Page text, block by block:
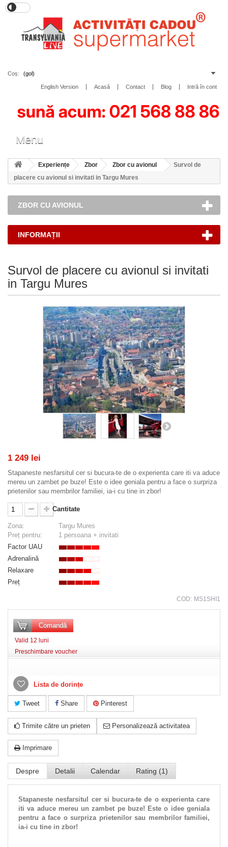
Coș: (gol)
Intră în cont
Blog
Contact
Acasă
English Version
Menu
Experiențe Zbor Zbor cu avionul
Survol de
placere cu avionul si invitati in Targu Mures
ZBOR CU AVIONUL
INFORMAȚII
Survol de placere cu avionul si invitati
in Targu Mures
1 249 lei
Stapaneste nesfarsitul cer si bucura-te de o experienta care iti va aduce
mereu un zambet pe buze! Este o idee geniala pentru a face o surpriza
prietenilor sau membrilor familiei, ia-i cu tine in zbor!
Cantitate
Zona:
Targu Mures
Preț pentru:
1 persoana + invitati
Factor UAU
Adrenalină
Relaxare
Preț
COD: MS1SHI1
Comandă
Valid 12 luni
Preschimbare voucher
Lista de dorințe
Tweet Share Pinterest
Trimite către un prieten Personalizează activitatea
Imprimare
Despre Detalii Calendar Rating (1)
Stapaneste nesfarsitul cer si bucura-te de o experienta care
iti va aduce mereu un zambet pe buze! Este o idee geniala
pentru a face o surpriza prietenilor sau membrilor familiei,
ia-i cu tine in zbor!